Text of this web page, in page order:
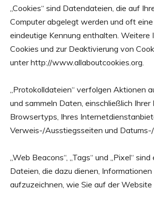
„Cookies“ sind Datendateien, die auf
Computer abgelegt werden und oft
eindeutige Kennung enthalten. Weitere
Cookies und zur Deaktivierung von
unterhttp://www.allaboutcookies.org.
„Protokolldateien“ verfolgen Aktionen
und sammeln Daten, einschließlich Ihrer
Browsertyps, Ihres
Verweis-/Ausstiegsseiten und
„Web Beacons“, „Tags“ und „Pixel“
Dateien, die dazu dienen, Informationen
aufzuzeichnen, wie Sie auf der Website